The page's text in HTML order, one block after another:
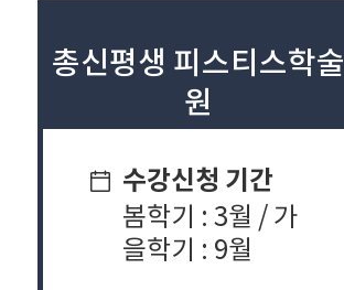
총신평생 피스티스학술
원
수강신청 기간
봄학기 : 3월 / 가
을학기 : 9월